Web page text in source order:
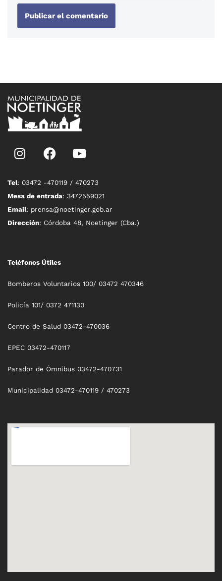
Tel: 03472 -470119 / 470273
Mesa de entrada: 3472559021
Email: prensa@noetinger.gob.ar
Dirección: Córdoba 48, Noetinger (Cba.)
Teléfonos Útiles
Bomberos Voluntarios 100/ 03472 470346
Policía 101/ 0372 471130
Centro de Salud 03472-470036
EPEC 03472-470117
Parador de Ómnibus 03472-470731
Municipalidad 03472-470119 / 470273